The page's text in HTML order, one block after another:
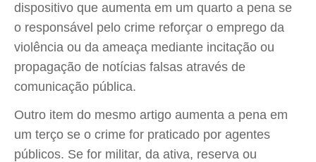
dispositivo que aumenta em um quarto a pena se
o responsável pelo crime reforçar o emprego da
violência ou da ameaça mediante incitação ou
propagação de notícias falsas através de
comunicação pública.
Outro item do mesmo artigo aumenta a pena em
um terço se o crime for praticado por agentes
públicos. Se for militar, da ativa, reserva ou